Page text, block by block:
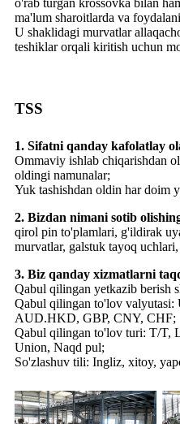
o'rab turgan krossovka bilan
ma'lum sharoitlarda va
U shaklidagi murvatlar
teshiklar orqali kiritish uchun
TSS
1. Sifatni qanday kafolatlay
Ommaviy ishlab chiqarishdan
oldingi namunalar;
Yuk tashishdan oldin har doim
2. Bizdan nimani sotib
qirol pin to'plamlari, g'ildirak
murvatlar, galstuk tayoq
3. Biz qanday xizmatlarni
Qabul qilingan yetkazib berish
Qabul qilingan to'lov
AUD.HKD, GBP, CNY, CHF;
Qabul qilingan to'lov turi: T/T,
Union, Naqd pul;
So'zlashuv tili: Ingliz, xitoy,